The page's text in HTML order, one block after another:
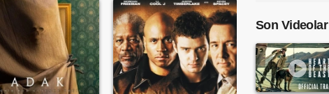
Son Videolar